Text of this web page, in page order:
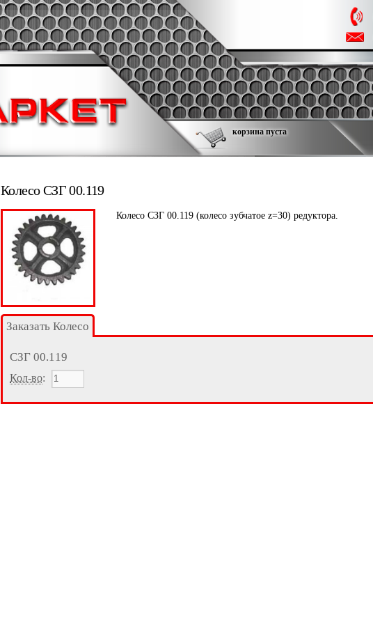
корзина пуста
Колесо СЗГ 00.119
Колесо СЗГ 00.119 (колесо зубчатое z=30) редуктора.
Заказать Колесо
СЗГ 00.119
Кол-во: